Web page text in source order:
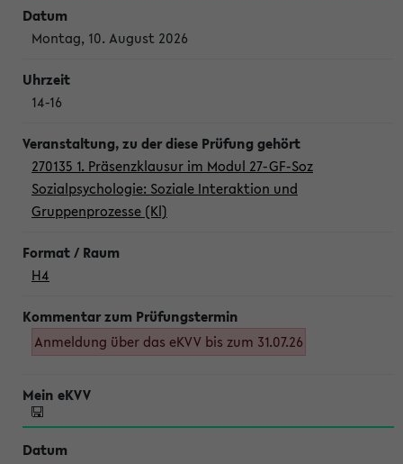
Montag, 10. August 2026
14-16
270135 1. Präsenzklausur im Modul 27-GF-Soz
Sozialpsychologie: Soziale Interaktion und
Gruppenprozesse (Kl)
H4
Anmeldung über das eKVV bis zum 31.07.26